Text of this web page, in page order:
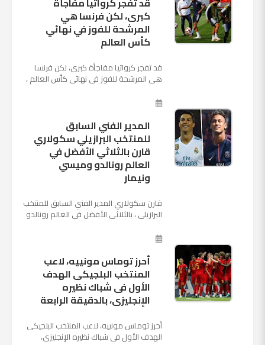
كبرى، لكن فرنسا هي
المرشحة للفوز في نهائي
كأس العالم
قد تفجر كرواتيا مفاجأة كبرى، لكن فرنسا
هي المرشحة للفوز في نهائي كأس العالم ،
الروسية في يوم شديد الح...
المدير الفني السابق
للمنتخب البرازيلي سكولاري
قارن بالثلاثي الأفضل في
العالم رونالدو وميسي
ونيمار
قارن سكولاري المدير الفني السابق للمنتخب
البرازيلي ، بالثلاثي الأفضل في العالم رونالدو
نجم ...
أحرز توماس مونييه، لاعب
المنتخب البلجيكى الهدف
الأول فى شباك نظيره
الإنجليزى، بالدقيقة الرابعة
أحرز توماس مونييه، لاعب المنتخب البلجيكى
الهدف الأول فى شباك نظيره الإنجليزى،